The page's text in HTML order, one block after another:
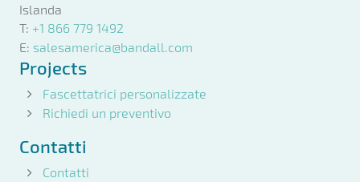
Islanda
T: +1 866 779 1492
E: salesamerica@bandall.com
Projects
Fascettatrici personalizzate
Richiedi un preventivo
Contatti
Contatti